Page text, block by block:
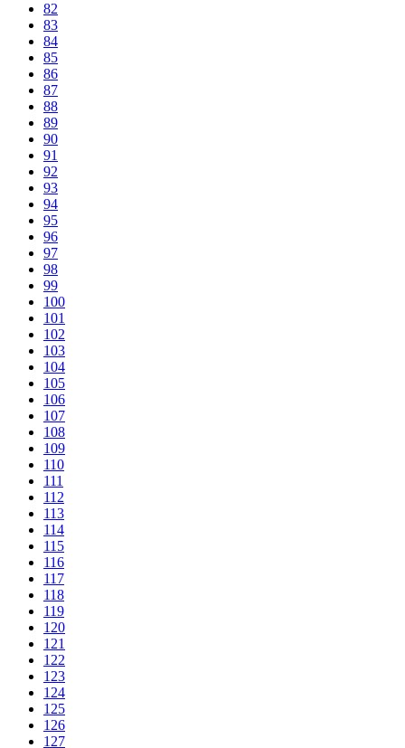
82
83
84
85
86
87
88
89
90
91
92
93
94
95
96
97
98
99
100
101
102
103
104
105
106
107
108
109
110
111
112
113
114
115
116
117
118
119
120
121
122
123
124
125
126
127